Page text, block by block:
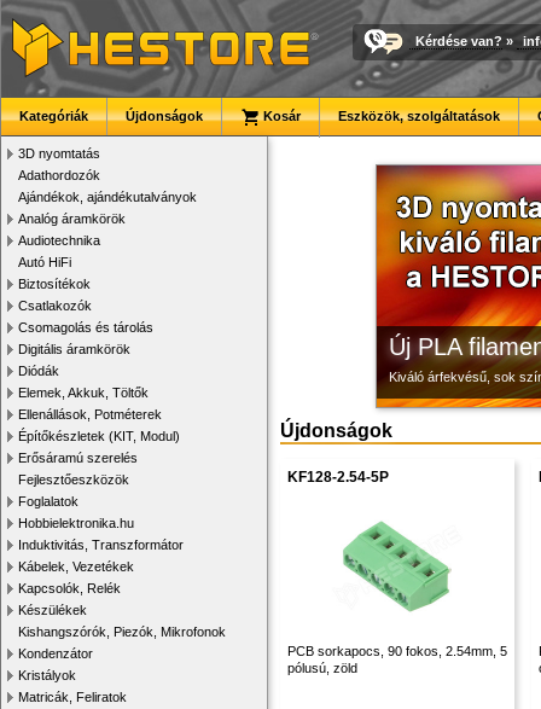
Kérdése van? »
Kategóriák Újdonságok Kosár Eszközök, szolgáltatások
3D nyomtatás
Adathordozók
Ajándékok, ajándékutalványok
Analóg áramkörök
Audiotechnika
Autó HiFi
Biztosítékok
Csatlakozók
Csomagolás és tárolás
Digitális áramkörök
Diódák
Elemek, Akkuk, Töltők
Ellenállások, Potméterek
Építőkészletek (KIT, Modul)
Erősáramú szerelés
Fejlesztőeszközök
Foglalatok
Hobbielektronika.hu
Induktivitás, Transzformátor
Kábelek, Vezetékek
Kapcsolók, Relék
Készülékek
Kishangszórók, Piezók, Mikrofonok
Kondenzátor
Kristályok
Matricák, Feliratok
Új PLA
Kiváló árfekvésű, sok
Modulvilág
3D nyomtató
Megbízható
Újdonságok
KF128-2.54-5P
PCB sorkapocs, 90 fokos, 2.54mm, 5
pólusú, zöld